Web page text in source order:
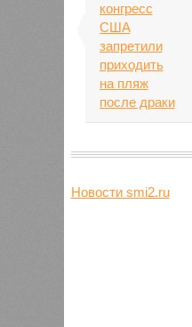
Новости smi2.ru